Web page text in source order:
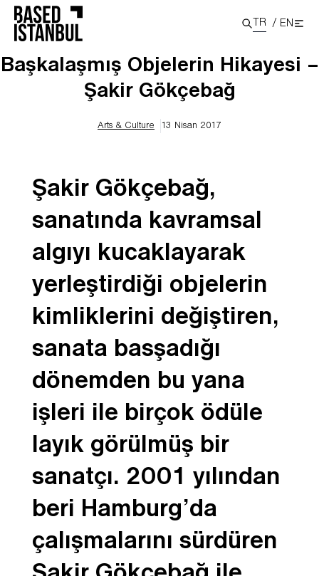
TR / EN
Başkalaşmış Objelerin Hikayesi –
Şakir Gökçebağ
Arts & Culture 13 Nisan 2017
Şakir Gökçebağ,
sanatında kavramsal
algıyı kucaklayarak
yerleştirdiği objelerin
kimliklerini değiştiren,
sanata basşadığı
dönemden bu yana
işleri ile birçok ödüle
layık görülmüş bir
sanatçı. 2001 yılından
beri Hamburg’da
çalışmalarını sürdüren